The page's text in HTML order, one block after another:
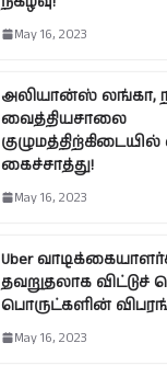
May 16, 2023
அலியான்ஸ் லங்கா,
வைத்தியசாலை
கைச்சாத்து!
May 16, 2023
Uber
தவறுதலாக விட்டுச்
பொருட்களின்
May 16, 2023